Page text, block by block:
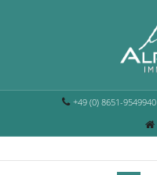
+49 (0) 8651-9549940